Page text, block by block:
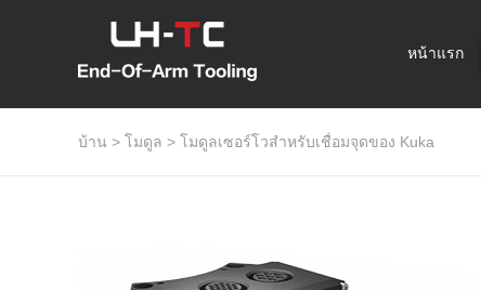
หน้าแรก
บ้าน > โมดูล > โมดูลเซอร์โวสำหรับเชื่อมจุดของ Kuka